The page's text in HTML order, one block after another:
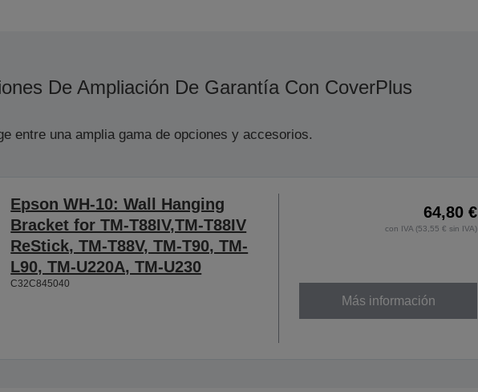
De Ampliación De Garantía Con CoverPlus
entre una amplia gama de opciones y accesorios.
Epson WH-10: Wall Hanging
Bracket for TM-T88IV,TM-T88IV
ReStick, TM-T88V, TM-T90, TM-
L90, TM-U220A, TM-U230
C32C845040
64,80 €
con IVA (53,55 € sin IVA)
Más información